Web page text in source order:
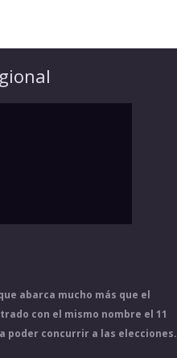
abarca mucho más que el
con el mismo nombre el 11
poder concurrir a las elecciones.